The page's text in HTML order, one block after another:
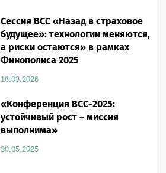
Сессия ВСС «Назад в страховое
будущее»: технологии меняются,
а риски остаются» в рамках
Финополиса 2025
16.03.2026
«Конференция ВСС-2025:
устойчивый рост – миссия
выполнима»
30.05.2025